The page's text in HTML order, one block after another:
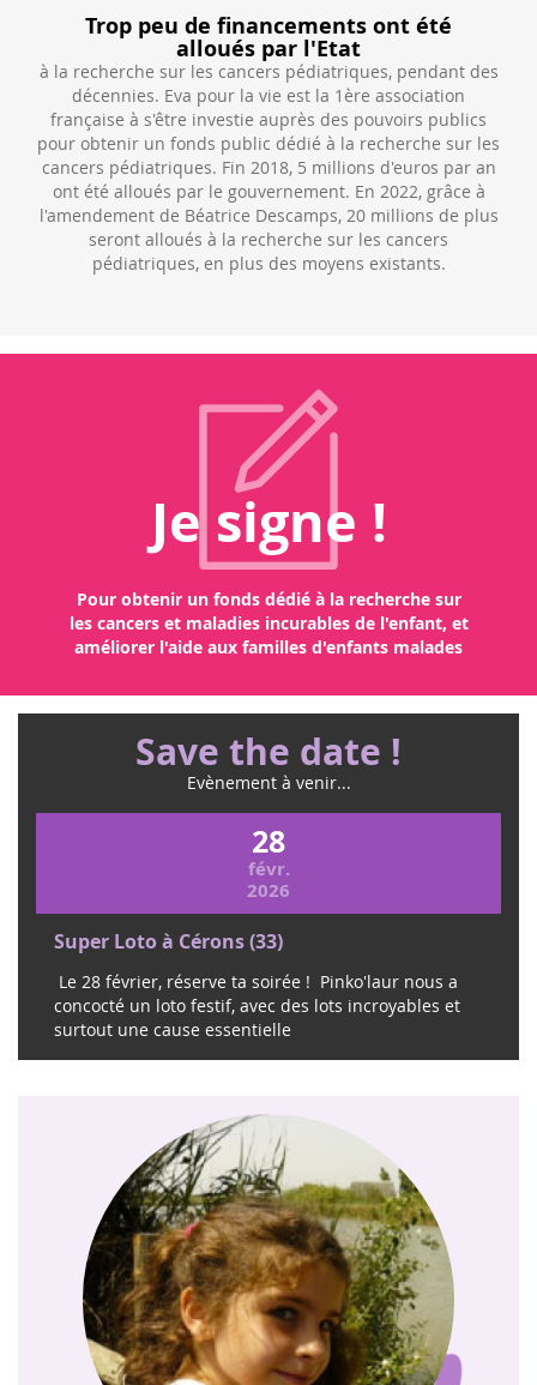
La recherche des causes
est très faible pour les enfants atteints de cancers.
Pourtant, la prévention permet, chez l’adulte, de réduire
fortement le nombre de cancers. Diminuer le nombre
d'enfants diagnostiqués est essentiel.
Je signe !
Pour obtenir un fonds dédié à la recherche sur
les cancers et maladies incurables de l'enfant, et
améliorer l'aide aux familles d'enfants malades
Save the date !
Evènement à venir...
28
2026
Le 28 février, réserve ta soirée ! Pinko'laur nous a
concocté un loto festif, avec des lots incroyables et
surtout une cause essentielle